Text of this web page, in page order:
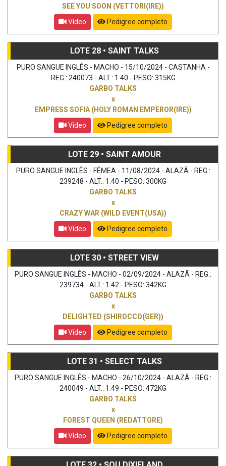
SEE YOU SOON (VETTORI(IRE))
Vídeo
Pedigree completo
LOTE 28 • SAINT TALKS
PURO SANGUE INGLÊS - MACHO - 15/10/2024 - CASTANHA -
REG.: 240073 - ALT.: 1.40 - PESO: 315KG
GARBO TALKS
x
EMPRESS SOFIA (HOLY ROMAN EMPEROR(IRE))
Vídeo
Pedigree completo
LOTE 29 • SAINT AMOUR
PURO SANGUE INGLÊS - FÊMEA - 11/08/2024 - ALAZÃ - REG.:
239248 - ALT.: 1.40 - PESO: 300KG
GARBO TALKS
x
CRAZY WAR (WILD EVENT(USA))
Vídeo
Pedigree completo
LOTE 30 • STREET VIEW
PURO SANGUE INGLÊS - MACHO - 02/09/2024 - ALAZÃ - REG.:
239734 - ALT.: 1.42 - PESO: 342KG
GARBO TALKS
x
DELIGHTED (SHIROCCO(GER))
Vídeo
Pedigree completo
LOTE 31 • SELECT TALKS
PURO SANGUE INGLÊS - MACHO - 26/10/2024 - ALAZÃ - REG.:
240049 - ALT.: 1.49 - PESO: 472KG
GARBO TALKS
x
FOREST QUEEN (REDATTORE)
Vídeo
Pedigree completo